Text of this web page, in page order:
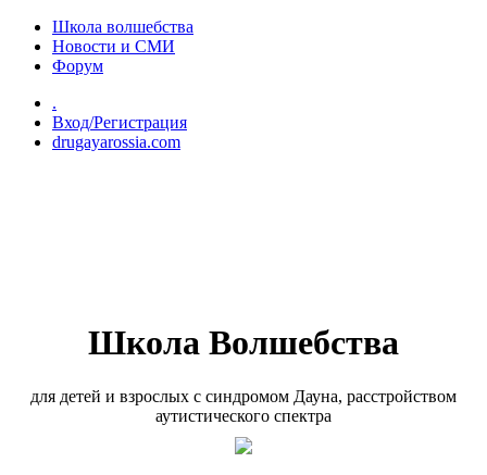
Перейти к основному содержанию
Школа волшебства
Новости и СМИ
Форум
.
Вход/Регистрация
drugayarossia.com
Школа Волшебства
для детей и взрослых с синдромом Дауна, расстройством
аутистического спектра